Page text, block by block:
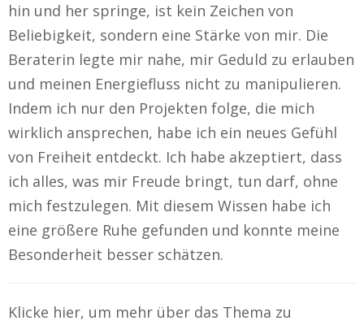
hin und her springe, ist kein Zeichen von
Beliebigkeit, sondern eine Stärke von mir. Die
Beraterin legte mir nahe, mir Geduld zu erlauben
und meinen Energiefluss nicht zu manipulieren.
Indem ich nur den Projekten folge, die mich
wirklich ansprechen, habe ich ein neues Gefühl
von Freiheit entdeckt. Ich habe akzeptiert, dass
ich alles, was mir Freude bringt, tun darf, ohne
mich festzulegen. Mit diesem Wissen habe ich
eine größere Ruhe gefunden und konnte meine
Besonderheit besser schätzen.
Klicke hier, um mehr über das Thema zu